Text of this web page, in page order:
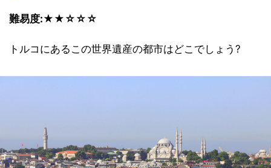
難易度:★★☆☆☆
トルコにあるこの世界遺産の都市はどこでしょう?